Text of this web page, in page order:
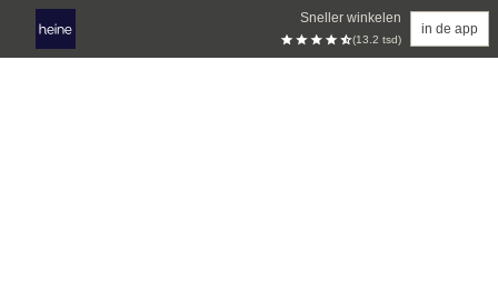
Sneller winkelen
(13.2 tsd)
in de app